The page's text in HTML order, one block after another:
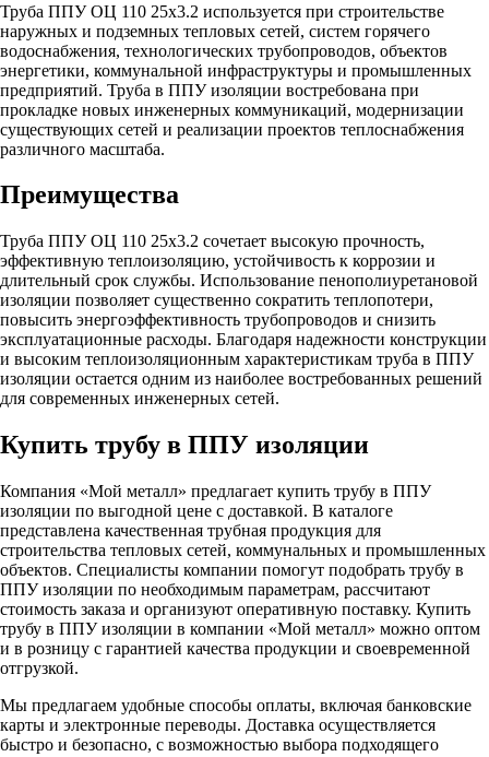
Труба ППУ ОЦ 110 25х3.2 используется при строительстве
наружных и подземных тепловых сетей, систем горячего
водоснабжения, технологических трубопроводов, объектов
энергетики, коммунальной инфраструктуры и промышленных
предприятий. Труба в ППУ изоляции востребована при
прокладке новых инженерных коммуникаций, модернизации
существующих сетей и реализации проектов теплоснабжения
различного масштаба.
Преимущества
Труба ППУ ОЦ 110 25х3.2 сочетает высокую прочность,
эффективную теплоизоляцию, устойчивость к коррозии и
длительный срок службы. Использование пенополиуретановой
изоляции позволяет существенно сократить теплопотери,
повысить энергоэффективность трубопроводов и снизить
эксплуатационные расходы. Благодаря надежности конструкции
и высоким теплоизоляционным характеристикам труба в ППУ
изоляции остается одним из наиболее востребованных решений
для современных инженерных сетей.
Купить трубу в ППУ изоляции
Компания «Мой металл» предлагает купить трубу в ППУ
изоляции по выгодной цене с доставкой. В каталоге
представлена качественная трубная продукция для
строительства тепловых сетей, коммунальных и промышленных
объектов. Специалисты компании помогут подобрать трубу в
ППУ изоляции по необходимым параметрам, рассчитают
стоимость заказа и организуют оперативную поставку. Купить
трубу в ППУ изоляции в компании «Мой металл» можно оптом
и в розницу с гарантией качества продукции и своевременной
отгрузкой.
Мы предлагаем удобные способы оплаты, включая банковские
карты и электронные переводы. Доставка осуществляется
быстро и безопасно, с возможностью выбора подходящего